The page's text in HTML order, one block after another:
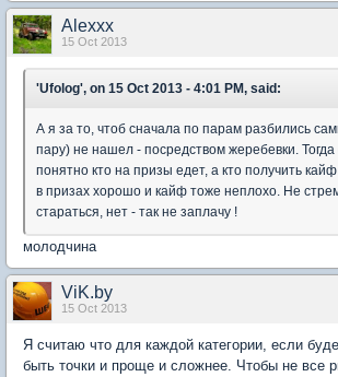
Alexxx
15 Oct 2013
'Ufolog', on 15 Oct 2013 - 4:01 PM, said:
А я за то, чтоб сначала по парам разбились
пару) не нашел - посредством жеребевки. Тогда
понятно кто на призы едет, а кто получить
в призах хорошо и кайф тоже неплохо. Не
стараться, нет - так не заплачу !
молодчина
ViK.by
15 Oct 2013
Я считаю что для каждой категории, если
быть точки и проще и сложнее. Чтобы не все